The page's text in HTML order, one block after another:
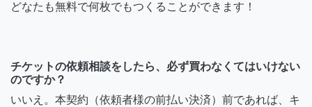
どなたも無料で何枚でもつくることができます！
チケットの依頼相談をしたら、必ず買わなくてはいけない
のですか？
いいえ。本契約（依頼者様の前払い決済）前であれば、キ